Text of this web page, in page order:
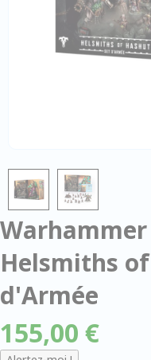
Helsmiths
d'Armée
155,00 €